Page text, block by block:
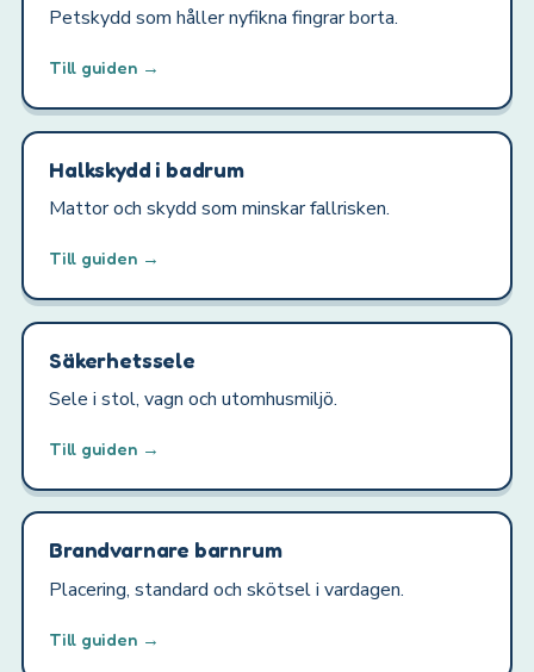
Petskydd som håller nyfikna fingrar borta.
Till guiden →
Halkskydd i badrum
Mattor och skydd som minskar fallrisken.
Till guiden →
Säkerhetssele
Sele i stol, vagn och utomhusmiljö.
Till guiden →
Brandvarnare barnrum
Placering, standard och skötsel i vardagen.
Till guiden →